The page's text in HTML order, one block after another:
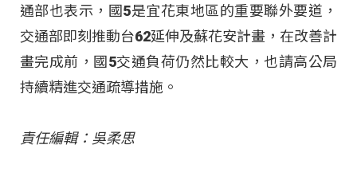
通部也表示，國5是宜花東地區的重要聯外要道，
交通部即刻推動台62延伸及蘇花安計畫，在改善計
畫完成前，國5交通負荷仍然比較大，也請高公局
持續精進交通疏導措施。
責任編輯：吳柔思